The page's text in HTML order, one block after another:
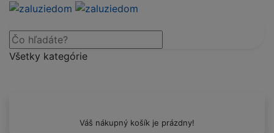
Všetky kategórie
Váš nákupný košík je prázdny!